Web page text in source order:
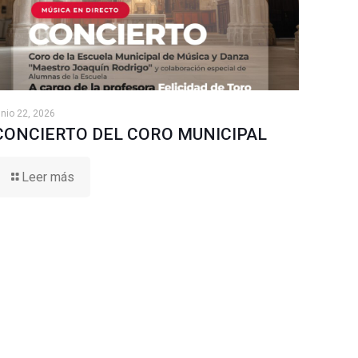
22, 2026
DEL CORO MUNICIPAL
Leer más